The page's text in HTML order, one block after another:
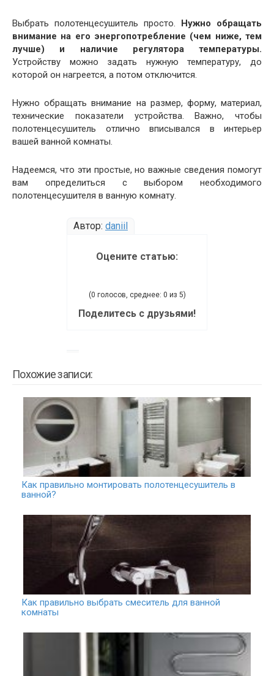
Выбрать полотенцесушитель просто. Нужно обращать
внимание на его энергопотребление (чем ниже, тем
лучше) и наличие регулятора температуры.
Устройству можно задать нужную температуру, до
которой он нагреется, а потом отключится.
Нужно обращать внимание на размер, форму, материал,
технические показатели устройства. Важно, чтобы
полотенцесушитель отлично вписывался в интерьер
вашей ванной комнаты.
Надеемся, что эти простые, но важные сведения помогут
вам определиться с выбором необходимого
полотенцесушителя в ванную комнату.
Автор: daniil
Оцените статью:
(0 голосов, среднее: 0 из 5)
Поделитесь с друзьями!
Похожие записи:
Как правильно монтировать полотенцесушитель в
ванной?
Как правильно выбрать смеситель для ванной
комнаты